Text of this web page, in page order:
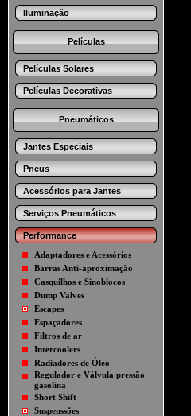
Iluminação
Películas
Películas Solares
Películas Decorativas
Pneumáticos
Jantes Especiais
Pneus
Acessórios para Jantes
Serviços Pneumáticos
Performance
Adaptadores e Acessórios
Barras Anti-aproximação
Casquilhos e Sinoblocos
Dump Valves
Escapes
Espaçadores
Filtros de ar
Intercoolers
Radiadores de Óleo
Regulador e Válvula pressão
gasolina
Short Shift
Suspenssões